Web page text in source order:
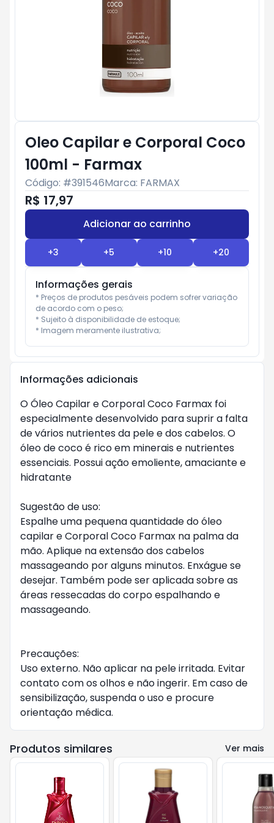
Oleo Capilar e Corporal Coco
100ml - Farmax
Código: #391546Marca: FARMAX
R$ 17,97
Adicionar ao carrinho
+3 +5 +10 +20
Informações gerais
* Preços de produtos pesáveis podem sofrer variação
de acordo com o peso;
* Sujeito à disponibilidade de estoque;
* Imagem meramente ilustrativa;
Informações adicionais
O Óleo Capilar e Corporal Coco Farmax foi
especialmente desenvolvido para suprir a falta
de vários nutrientes da pele e dos cabelos. O
óleo de coco é rico em minerais e nutrientes
essenciais. Possui ação emoliente, amaciante e
hidratante
Sugestão de uso:
Espalhe uma pequena quantidade do óleo
capilar e Corporal Coco Farmax na palma da
mão. Aplique na extensão dos cabelos
massageando por alguns minutos. Enxágue se
desejar. Também pode ser aplicada sobre as
áreas ressecadas do corpo espalhando e
massageando.
Precauções:
Uso externo. Não aplicar na pele irritada. Evitar
contato com os olhos e não ingerir. Em caso de
sensibilização, suspenda o uso e procure
orientação médica.
Produtos similares Ver mais